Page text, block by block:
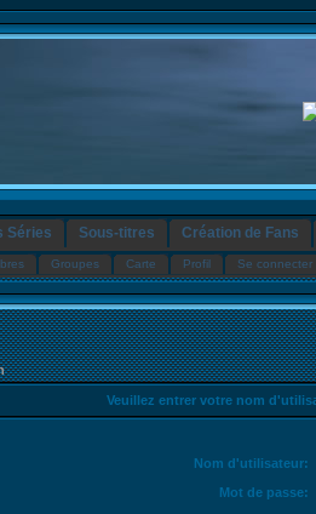
Séries Sous-titres Création de Fans
Groupes Carte Profil Se connecter
Veuillez entrer votre nom
Nom d'utilisateur:
Mot de passe: